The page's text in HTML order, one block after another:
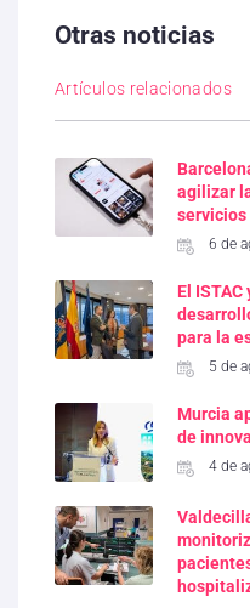
Otras noticias
Artículos relacionados
agilizar
6 de
El ISTAC
para la
5 de
Murcia
de
4 de